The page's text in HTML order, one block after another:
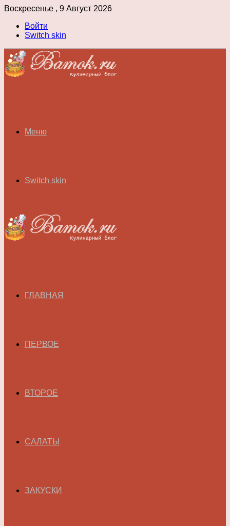
Воскресенье , 9 Август 2026
Войти
Switch skin
Меню
Switch skin
ГЛАВНАЯ
ПЕРВОЕ
ВТОРОЕ
САЛАТЫ
ЗАКУСКИ